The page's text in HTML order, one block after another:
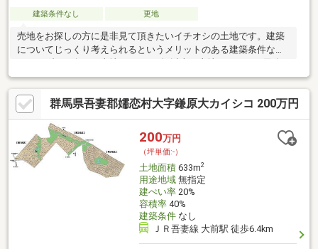
建築条件なし 更地
売地をお探しの方に是非見て頂きたいイチオシの土地です。建築
についてじっくり考えられるというメリットのある建築条件な
し。リゾート向きの土地です。100坪以上の土地ですので、用途
も様々なものが検討できます。幅15m以上の接道なので安心して
建物を建てる事ができます。イチオシの土地面積1967㎡(公簿)の
土地です。群馬県吾妻郡嬬恋村大字鎌原大カイシコ 200万円
200万円
（坪単価:-）
土地面積633m2
用途地域無指定
建ぺい率20%
容積率40%
建築条件なし
ＪＲ吾妻線 大前駅 徒歩6.4km